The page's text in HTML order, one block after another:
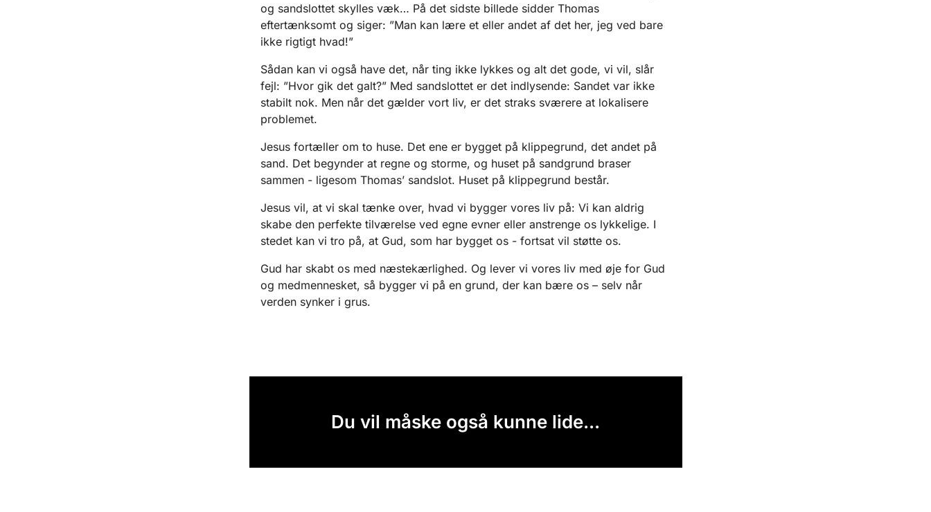
og sandslottet skylles væk… På det sidste billede sidder Thomas
eftertænksomt og siger: ”Man kan lære et eller andet af det her, jeg ved bare
ikke rigtigt hvad!”
Sådan kan vi også have det, når ting ikke lykkes og alt det gode, vi vil, slår
fejl: ”Hvor gik det galt?” Med sandslottet er det indlysende: Sandet var ikke
stabilt nok. Men når det gælder vort liv, er det straks sværere at lokalisere
problemet.
Jesus fortæller om to huse. Det ene er bygget på klippegrund, det andet på
sand. Det begynder at regne og storme, og huset på sandgrund braser
sammen - ligesom Thomas’ sandslot. Huset på klippegrund består.
Jesus vil, at vi skal tænke over, hvad vi bygger vores liv på: Vi kan aldrig
skabe den perfekte tilværelse ved egne evner eller anstrenge os lykkelige. I
stedet kan vi tro på, at Gud, som har bygget os - fortsat vil støtte os.
Gud har skabt os med næstekærlighed. Og lever vi vores liv med øje for Gud
og medmennesket, så bygger vi på en grund, der kan bære os – selv når
verden synker i grus.
Du vil måske også kunne lide...